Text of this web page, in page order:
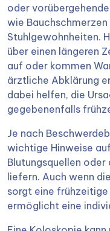
oder
wie
Stuhlgewohnheiten.
über einen längeren
auf oder kommen
ärztliche Abklärung
dabei helfen, die
gegebenenfalls
Je nach
wichtige Hinweise
Blutungsquellen oder
liefern. Auch wenn
sorgt eine
ermöglicht eine